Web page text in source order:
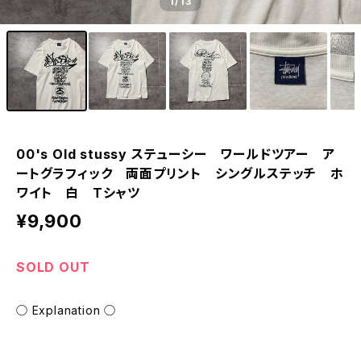
00's Old stussy ステューシー ワールドツアー ア
ートグラフィック 両面プリント シングルステッチ ホ
ワイト 白 Tシャツ
¥9,900
SOLD OUT
◯ Explanation ◯